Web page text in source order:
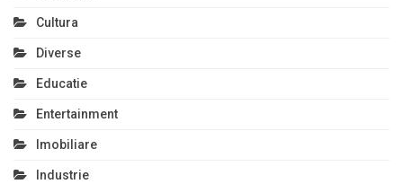
Cultura
Diverse
Educatie
Entertainment
Imobiliare
Industrie